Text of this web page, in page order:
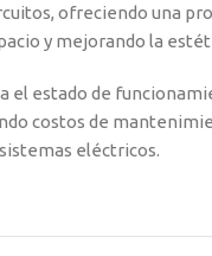
ofreciendo una
y mejorando la
estado de
costos de
eléctricos.